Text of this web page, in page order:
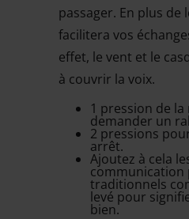
passager. En plus de
facilitera vos
effet, le vent et le
à couvrir la voix.
1 pression de
demander un
2 pressions
arrêt.
Ajoutez à cela
communication
traditionnels
levé pour
bien.